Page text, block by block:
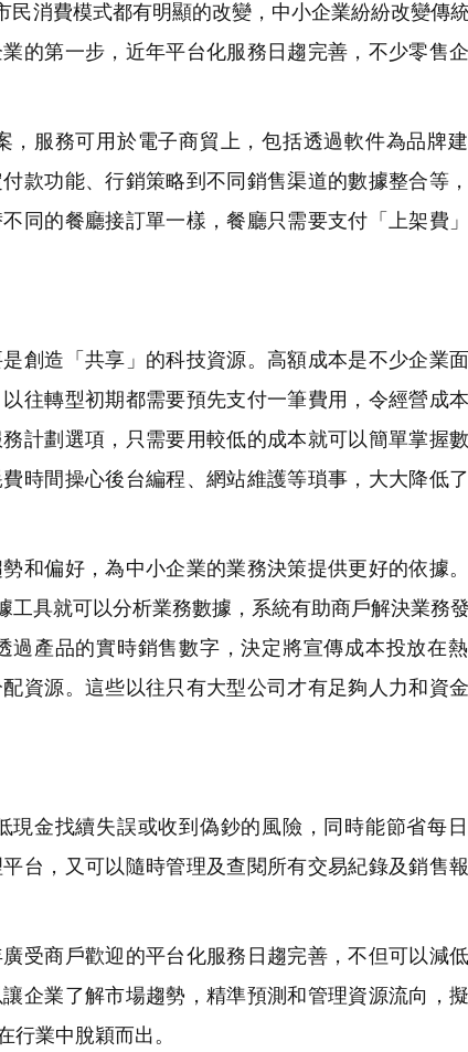
消費模式都有明顯的改變，中小企業紛紛改變傳
的第一步，近年平台化服務日趨完善，不少零售
服務可用於電子商貿上，包括透過軟件為品牌
款功能、行銷策略到不同銷售渠道的數據整合等
同的餐廳接訂單一樣，餐廳只需要支付「上架費
創造「共享」的科技資源。高額成本是不少企業
往轉型初期都需要預先支付一筆費用，令經營成
計劃選項，只需要用較低的成本就可以簡單掌握
時間操心後台編程、網站維護等瑣事，大大降低
和偏好，為中小企業的業務決策提供更好的依據
具就可以分析業務數據，系統有助商戶解決業務
產品的實時銷售數字，決定將宣傳成本投放在
資源。這些以往只有大型公司才有足夠人力和資
金找續失誤或收到偽鈔的風險，同時能節省每
台，又可以隨時管理及查閱所有交易紀錄及銷售
受商戶歡迎的平台化服務日趨完善，不但可以減
企業了解市場趨勢，精準預測和管理資源流向，
行業中脫穎而出。